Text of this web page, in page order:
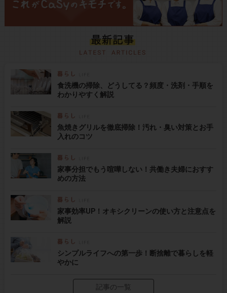
食洗機の掃除、どうしてる？頻度・洗剤・手順を
わかりやすく解説
魚焼きグリルを徹底掃除！汚れ・臭い対策とお手
入れのコツ
家事分担でもう喧嘩しない！共働き夫婦におすす
めの方法
家事効率UP！オキシクリーンの使い方と注意点を
解説
シンプルライフへの第一歩！断捨離で暮らしを軽
やかに
記事の一覧